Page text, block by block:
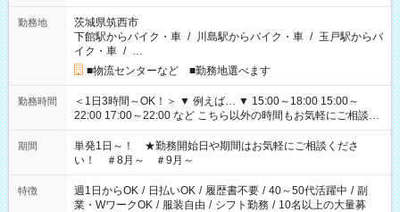
勤務地
茨城県筑西市
下館駅からバイク・車 / 川島駅からバイク・車 / 玉戸駅からバ
イク・車 / …
■物流センターなど ■勤務地選べます
勤務時間
＜1日3時間～OK！＞ ▼ 例えば… ▼ 15:00～18:00 15:00～
22:00 17:00～22:00 など こちら以外の時間もお気軽にご相談く
ださい！
期間
単発1日～！ ★勤務開始日や期間はお気軽にご相談くださ
い！ ＃8月～ ＃9月～
特徴 週1日からOK / 日払いOK / 履歴書不要 / 40～50代活躍中 / 副
業・WワークOK / 服装自由 / シフト勤務 / 10名以上の大量募